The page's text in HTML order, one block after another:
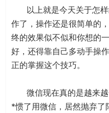
以上就是今天关于怎样
作了，操作还是很简单的
终的效果似不似和你想的
好，还得靠自己多动手操
正的掌握这个技巧。
微信现在真的是越来越
*惯了用微信，居然抛弃了